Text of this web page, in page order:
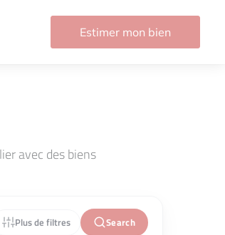
Estimer mon bien
avec des biens
Plus de filtres Search